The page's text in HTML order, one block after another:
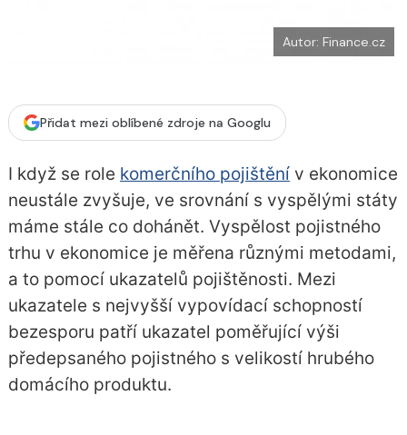
Autor: Finance.cz
Přidat mezi oblíbené zdroje na Googlu
I když se role komerčního pojištěnív ekonomice
neustále zvyšuje, ve srovnání s vyspělými státy
máme stále co dohánět. Vyspělost pojistného
trhu v ekonomice je měřena různými metodami,
a to pomocí ukazatelů pojištěnosti. Mezi
ukazatele s nejvyšší vypovídací schopností
bezesporu patří ukazatel poměřující výši
předepsaného pojistnéhos velikostí hrubého
domácího produktu.